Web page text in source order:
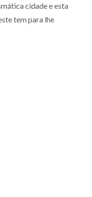
cidade e esta
tem para lhe